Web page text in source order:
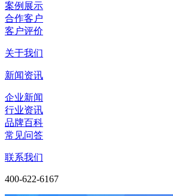
案例展示
合作客户
客户评价
关于我们
新闻资讯
企业新闻
行业资讯
品牌百科
常见问答
联系我们
400-622-6167